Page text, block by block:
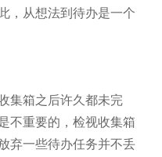
，从想法到待办是一个
集箱之后许久都未完
不重要的，检视收集箱
弃一些待办任务并不丢